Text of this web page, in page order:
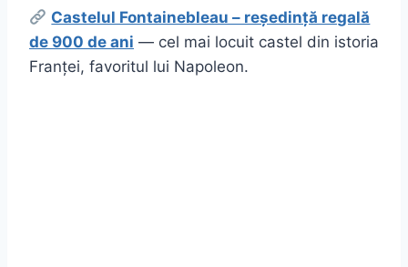
Castelul Fontainebleau – reședință regală
de 900 de ani — cel mai locuit castel din istoria
Franței, favoritul lui Napoleon.